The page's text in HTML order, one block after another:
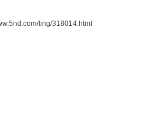
ting/318014.html